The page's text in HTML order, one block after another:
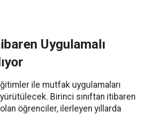
Uygulamalı
ile mutfak uygulamaları
Birinci sınıftan itibaren
öğrenciler, ilerleyen yıllarda